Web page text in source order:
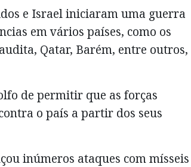
e Israel iniciaram uma guerra
em vários países, como os
Qatar, Barém, entre outros,
de permitir que as forças
o país a partir dos seus
inúmeros ataques com mísseis